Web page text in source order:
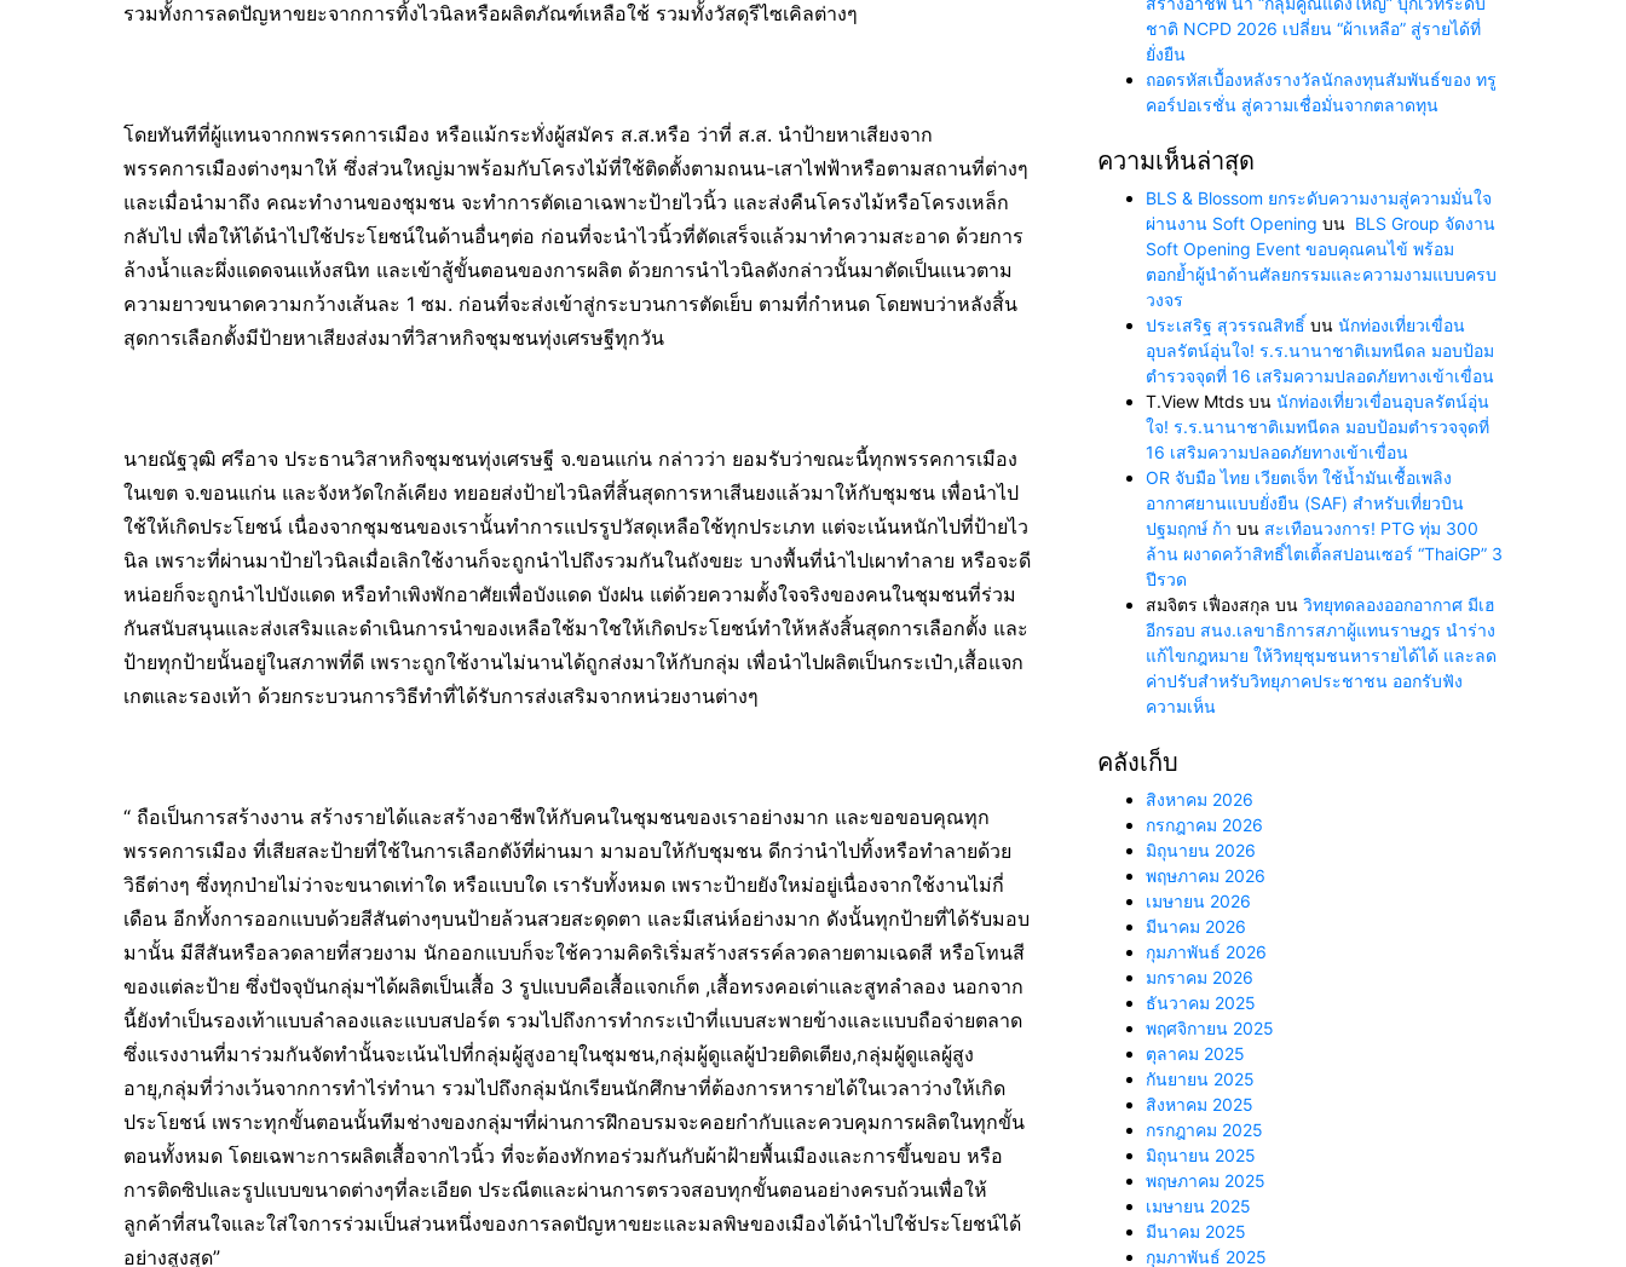
รวมทั้งการลดปัญหาขยะจากการทิ้งไวนิลหรือผลิตภัณฑ์เหลือใช้ รวมทั้งวัสดุรีไซเคิลต่างๆ
โดยทันทีที่ผู้แทนจากกพรรคการเมือง หรือแม้กระทั่งผู้สมัคร ส.ส.หรือ ว่าที่ ส.ส. นำป้ายหาเสียงจาก
พรรคการเมืองต่างๆมาให้ ซึ่งส่วนใหญ่มาพร้อมกับโครงไม้ที่ใช้ติดตั้งตามถนน-เสาไฟฟ้าหรือตามสถานที่ต่างๆ
และเมื่อนำมาถึง คณะทำงานของชุมชน จะทำการตัดเอาเฉพาะป้ายไวนิ้ว และส่งคืนโครงไม้หรือโครงเหล็ก
กลับไป เพื่อให้ได้นำไปใช้ประโยชน์ในด้านอื่นๆต่อ ก่อนที่จะนำไวนิ้วที่ตัดเสร็จแล้วมาทำความสะอาด ด้วยการ
ล้างน้ำและผึ่งแดดจนแห้งสนิท และเข้าสู้ขั้นตอนของการผลิต ด้วยการนำไวนิลดังกล่าวนั้นมาตัดเป็นแนวตาม
ความยาวขนาดความกว้างเส้นละ 1 ซม. ก่อนที่จะส่งเข้าสู่กระบวนการตัดเย็บ ตามที่กำหนด โดยพบว่าหลังสิ้น
สุดการเลือกตั้งมีป้ายหาเสียงส่งมาที่วิสาหกิจชุมชนทุ่งเศรษฐีทุกวัน
นายณัฐวุฒิ ศรีอาจ ประธานวิสาหกิจชุมชนทุ่งเศรษฐี จ.ขอนแก่น กล่าวว่า ยอมรับว่าขณะนี้ทุกพรรคการเมือง
ในเขต จ.ขอนแก่น และจังหวัดใกล้เคียง ทยอยส่งป้ายไวนิลที่สิ้นสุดการหาเสีนยงแล้วมาให้กับชุมชน เพื่อนำไป
ใช้ให้เกิดประโยชน์ เนื่องจากชุมชนของเรานั้นทำการแปรรูปวัสดุเหลือใช้ทุกประเภท แต่จะเน้นหนักไปที่ป้ายไว
นิล เพราะที่ผ่านมาป้ายไวนิลเมื่อเลิกใช้งานก็จะถูกนำไปถึงรวมกันในถังขยะ บางพื้นที่นำไปเผาทำลาย หรือจะดี
หน่อยก็จะถูกนำไปบังแดด หรือทำเพิงพักอาศัยเพื่อบังแดด บังฝน แต่ด้วยความตั้งใจจริงของคนในชุมชนที่ร่วม
กันสนับสนุนและส่งเสริมและดำเนินการนำของเหลือใช้มาใชให้เกิดประโยชน์ทำให้หลังสิ้นสุดการเลือกตั้ง และ
ป้ายทุกป้ายนั้นอยู่ในสภาพที่ดี เพราะถูกใช้งานไม่นานได้ถูกส่งมาให้กับกลุ่ม เพื่อนำไปผลิตเป็นกระเป๋า,เสื้อแจก
เกตและรองเท้า ด้วยกระบวนการวิธีทำที่ได้รับการส่งเสริมจากหน่วยงานต่างๆ
“ ถือเป็นการสร้างงาน สร้างรายได้และสร้างอาชีพให้กับคนในชุมชนของเราอย่างมาก และขอขอบคุณทุก
พรรคการเมือง ที่เสียสละป้ายที่ใช้ในการเลือกตัง้ที่ผ่านมา มามอบให้กับชุมชน ดีกว่านำไปทิ้งหรือทำลายด้วย
วิธีต่างๆ ซึ่งทุกป่ายไม่ว่าจะขนาดเท่าใด หรือแบบใด เรารับทั้งหมด เพราะป้ายยังใหม่อยู่เนื่องจากใช้งานไม่กี่
เดือน อีกทั้งการออกแบบด้วยสีสันต่างๆบนป้ายล้วนสวยสะดุดตา และมีเสน่ห์อย่างมาก ดังนั้นทุกป้ายที่ได้รับมอบ
มานั้น มีสีสันหรือลวดลายที่สวยงาม นักออกแบบก็จะใช้ความคิดริเริ่มสร้างสรรค์ลวดลายตามเฉดสี หรือโทนสี
ของแต่ละป้าย ซึ่งปัจจุบันกลุ่มฯได้ผลิตเป็นเสื้อ 3 รูปแบบคือเสื้อแจกเก็ต ,เสื้อทรงคอเต่าและสูทลำลอง นอกจาก
นี้ยังทำเป็นรองเท้าแบบลำลองและแบบสปอร์ต รวมไปถึงการทำกระเป๋าที่แบบสะพายข้างและแบบถือจ่ายตลาด
ซึ่งแรงงานที่มาร่วมกันจัดทำนั้นจะเน้นไปที่กลุ่มผู้สูงอายุในชุมชน,กลุ่มผู้ดูแลผู้ป่วยติดเตียง,กลุ่มผู้ดูแลผู้สูง
อายุ,กลุ่มที่ว่างเว้นจากการทำไร่ทำนา รวมไปถึงกลุ่มนักเรียนนักศึกษาที่ต้องการหารายได้ในเวลาว่างให้เกิด
ประโยชน์ เพราะทุกขั้นตอนนั้นทีมช่างของกลุ่มฯที่ผ่านการฝึกอบรมจะคอยกำกับและควบคุมการผลิตในทุกขั้น
ตอนทั้งหมด โดยเฉพาะการผลิตเสื้อจากไวนิ้ว ที่จะต้องทักทอร่วมกันกับผ้าฝ้ายพื้นเมืองและการขึ้นขอบ หรือ
การติดซิปและรูปแบบขนาดต่างๆที่ละเอียด ประณีตและผ่านการตรวจสอบทุกขั้นตอนอย่างครบถ้วนเพื่อให้
ลูกค้าที่สนใจและใส่ใจการร่วมเป็นส่วนหนึ่งของการลดปัญหาขยะและมลพิษของเมืองได้นำไปใช้ประโยชน์ได้
อย่างสูงสุด”
ชาติ NCPD 2026 เปลี่ยน “ผ้าเหลือ” สู่รายได้ที่
ยั่งยืน
ถอดรหัสเบื้องหลังรางวัลนักลงทุนสัมพันธ์ของ ทรู
คอร์ปอเรชั่น สู่ความเชื่อมั่นจากตลาดทุน
ความเห็นล่าสุด
BLS & Blossom ยกระดับความงามสู่ความมั่นใจ
ผ่านงาน Soft Opening บน BLS Group จัดงาน
Soft Opening Event ขอบคุณคนไข้ พร้อม
ตอกย้ำผู้นำด้านศัลยกรรมและความงามแบบครบ
วงจร
ประเสริฐ สุวรรณสิทธิ์ บน นักท่องเที่ยวเขื่อน
อุบลรัตน์อุ่นใจ! ร.ร.นานาชาติเมทนีดล มอบป้อม
ตำรวจจุดที่ 16 เสริมความปลอดภัยทางเข้าเขื่อน
T.View Mtds บน นักท่องเที่ยวเขื่อนอุบลรัตน์อุ่น
ใจ! ร.ร.นานาชาติเมทนีดล มอบป้อมตำรวจจุดที่
16 เสริมความปลอดภัยทางเข้าเขื่อน
OR จับมือ ไทย เวียตเจ็ท ใช้น้ำมันเชื้อเพลิง
อากาศยานแบบยั่งยืน (SAF) สำหรับเที่ยวบิน
ปฐมฤกษ์ ก้า บน สะเทือนวงการ! PTG ทุ่ม 300
ล้าน ผงาดคว้าสิทธิ์ไตเติ้ลสปอนเซอร์ “ThaiGP” 3
ปีรวด
สมจิตร เฟื่องสกุล บน วิทยุทดลองออกอากาศ มีเฮ
อีกรอบ สนง.เลขาธิการสภาผู้แทนราษฎร นำร่าง
แก้ไขกฎหมาย ให้วิทยุชุมชนหารายได้ได้ และลด
ค่าปรับสำหรับวิทยุภาคประชาชน ออกรับฟัง
ความเห็น
คลังเก็บ
สิงหาคม 2026
กรกฎาคม 2026
มิถุนายน 2026
พฤษภาคม 2026
เมษายน 2026
มีนาคม 2026
กุมภาพันธ์ 2026
มกราคม 2026
ธันวาคม 2025
พฤศจิกายน 2025
ตุลาคม 2025
กันยายน 2025
สิงหาคม 2025
กรกฎาคม 2025
มิถุนายน 2025
พฤษภาคม 2025
เมษายน 2025
มีนาคม 2025
กุมภาพันธ์ 2025